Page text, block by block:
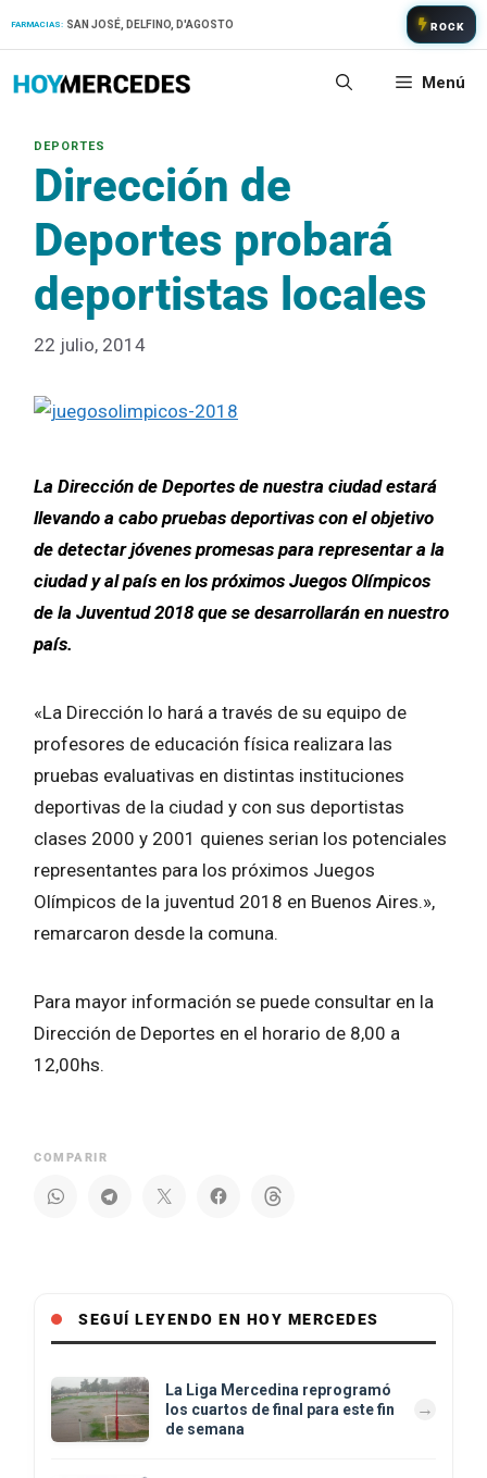
FARMACIAS: SAN JOSÉ, DELFINO, D'AGOSTO ROCK
Menú
Dirección de
Deportes probará
deportistas locales
22 julio, 2014
La Dirección de Deportes de nuestra ciudad estará
llevando a cabo pruebas deportivas con el objetivo
de detectar jóvenes promesas para representar a la
ciudad y al país en los próximos Juegos Olímpicos
de la Juventud 2018 que se desarrollarán en nuestro
país.
«La Dirección lo hará a través de su equipo de
profesores de educación física realizara las
pruebas evaluativas en distintas instituciones
deportivas de la ciudad y con sus deportistas
clases 2000 y 2001 quienes serian los potenciales
representantes para los próximos Juegos
Olímpicos de la juventud 2018 en Buenos Aires.»,
remarcaron desde la comuna.
Para mayor información se puede consultar en la
Dirección de Deportes en el horario de 8,00 a
12,00hs.
COMPARIR
SEGUÍ LEYENDO EN HOY MERCEDES
La Liga Mercedina reprogramó
los cuartos de final para este fin
de semana